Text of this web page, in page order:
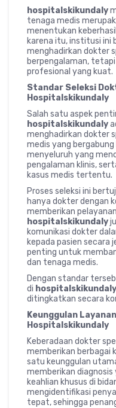
hospitalskikundaly
tenaga medis
menentukan
karena itu, institusi ini
menghadirkan dokter
berpengalaman,
profesional yang kuat.
Standar Seleksi
Hospitalskikundaly
Salah satu aspek
hospitalskikundaly
menghadirkan dokter
medis yang
menyeluruh yang
pengalaman klinis,
kasus medis tertentu.
Proses seleksi ini
hanya dokter dengan
memberikan
hospitalskikundaly
komunikasi dokter
kepada pasien secara
penting untuk
dan tenaga medis.
Dengan standar
di hospitalskikundaly
ditingkatkan secara
Keunggulan
Hospitalskikundaly
Keberadaan dokter
memberikan berbagai
satu keunggulan
memberikan diagnosis
keahlian khusus di
mengidentifikasi
tepat, sehingga